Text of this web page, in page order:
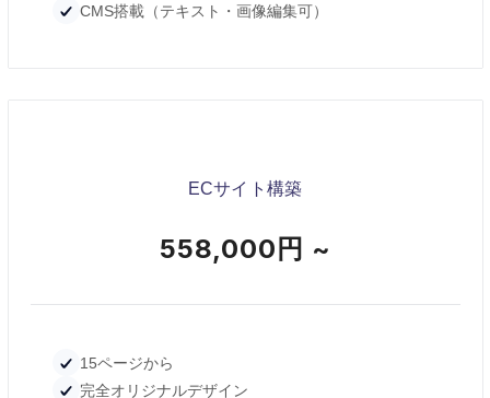
CMS搭載（テキスト・画像編集可）
ECサイト構築
558,000円 ~
15ページから
完全オリジナルデザイン